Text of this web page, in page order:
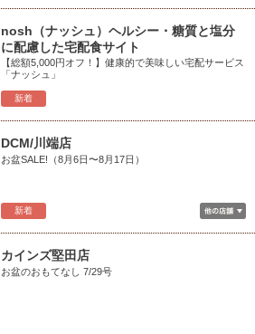
新着
nosh（ナッシュ）ヘルシー・糖質と塩分
に配慮した宅配食サイト
【総額5,000円オフ！】健康的で美味しい宅配サービス
「ナッシュ」
新着
DCM/川端店
お盆SALE!（8月6日〜8月17日）
カインズ堅田店
お盆のおもてなし 7/29号